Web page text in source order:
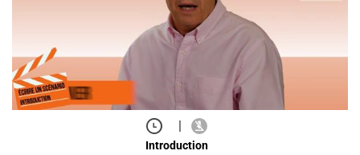
|
Introduction